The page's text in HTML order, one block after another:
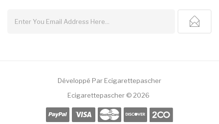
Développé Par Ecigarettepascher
Ecigarettepascher © 2026